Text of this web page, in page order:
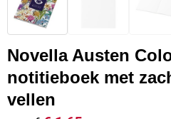
Sleutelhangers en
Snoepgoed
Spellen voor binnen en
Vesten
Gilets
Blazers
Restauranttextiel
Reflecterende vesten
Hoofdbescherming
Novella Austen
notitieboek met
vellen